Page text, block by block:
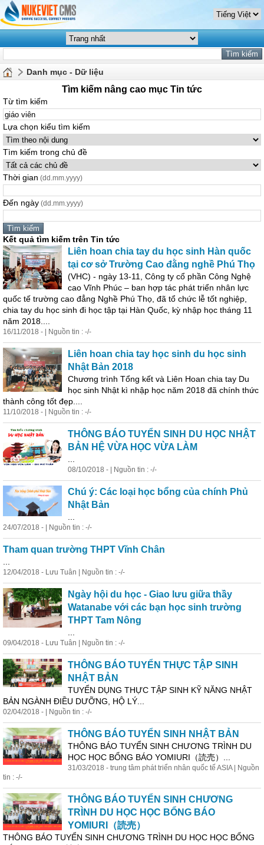
Danh mục - Dữ liệu
Tìm kiếm nâng cao mục Tin tức
Từ tìm kiếm
Lựa chọn kiểu tìm kiếm
Tìm kiếm trong chủ đề
Thời gian (dd.mm.yyyy)
Đến ngày (dd.mm.yyyy)
Kết quả tìm kiếm trên Tin tức
Liên hoan chia tay du học sinh Hàn quốc
tại cơ sở Trường Cao đằng nghề Phú Thọ
(VHC) - ngày 13-11, Công ty cổ phần Công Nghệ
cao Vĩnh Phúc – ban hợp tác phát triển nhân lực
quốc tế trường cao đẳng Nghề Phú Thọ, đã tổ chức lễ tốt nghiệp,
chia tay du học sinh đi học tập tại Hàn Quốc, kỳ nhập học tháng 11
năm 2018....
16/11/2018 - | Nguồn tin : -/-
Liên hoan chia tay học sinh du học sinh
Nhật Bản 2018
Chương trình Tổng kết và Liên Hoan chia tay Du
học sinh Nhật kì nhập học năm 2018 đã chính thức
thành công tốt đẹp....
11/10/2018 - | Nguồn tin : -/-
THÔNG BÁO TUYỂN SINH DU HỌC NHẬT
BẢN HỆ VỪA HỌC VỪA LÀM
08/10/2018 - | Nguồn tin : -/-
Chú ý: Các loại học bổng của chính Phủ
Nhật Bản
24/07/2018 - | Nguồn tin : -/-
Tham quan trường THPT Vĩnh Chân
12/04/2018 - Lưu Tuân | Nguồn tin : -/-
Ngày hội du học - Giao lưu giữa thầy
Watanabe với các bạn học sinh trường
THPT Tam Nông
09/04/2018 - Lưu Tuân | Nguồn tin : -/-
THÔNG BÁO TUYỂN THỰC TẬP SINH
NHẬT BẢN
TUYỂN DỤNG THỰC TẬP SINH KỸ NĂNG NHẬT
BẢN NGÀNH ĐIỀU DƯỠNG, HỘ LÝ...
02/04/2018 - | Nguồn tin : -/-
THÔNG BÁO TUYỂN SINH NHẬT BẢN
THÔNG BÁO TUYỂN SINH CHƯƠNG TRÌNH DU
HỌC HỌC BỔNG BÁO YOMIURI（読売）...
31/03/2018 - trung tâm phát triển nhân quốc tế ASIA | Nguồn
tin : -/-
THÔNG BÁO TUYỂN SINH CHƯƠNG
TRÌNH DU HỌC HỌC BỔNG BÁO
YOMIURI（読売）
THÔNG BÁO TUYỂN SINH CHƯƠNG TRÌNH DU HỌC HỌC BỔNG